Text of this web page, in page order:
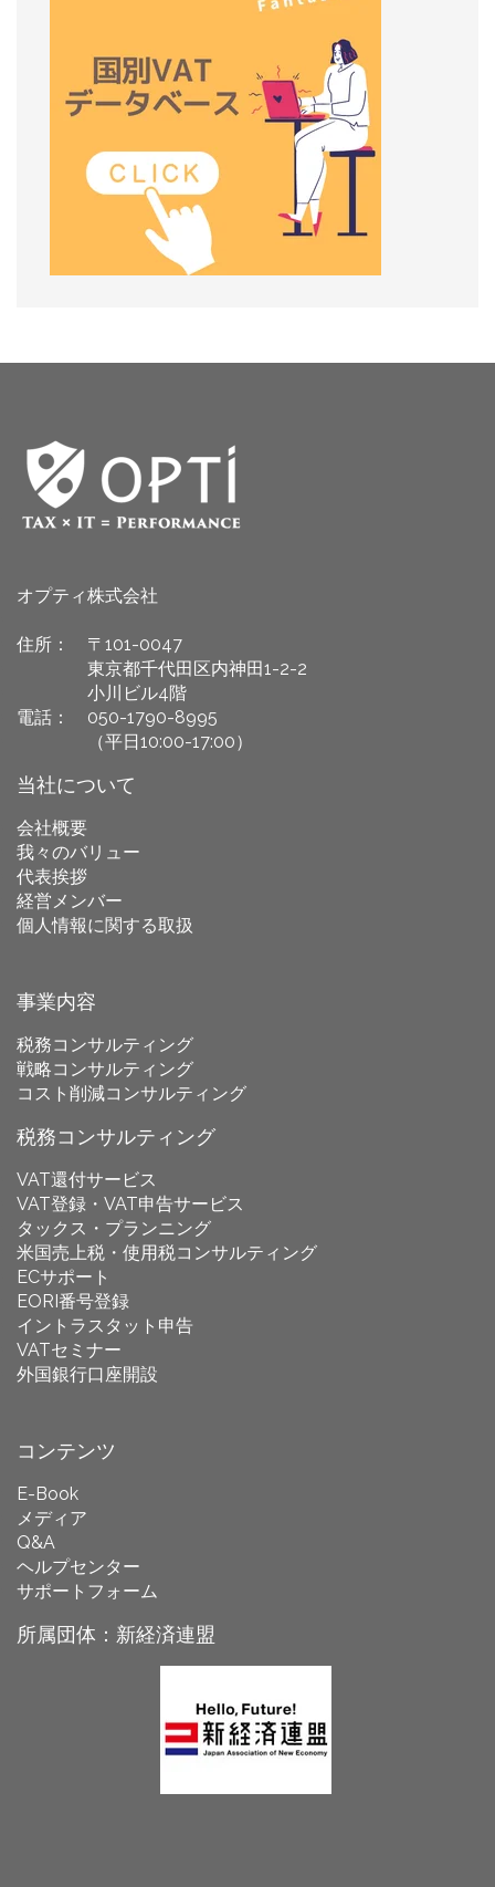
オプティ株式会社
住所： 〒101-0047
東京都千代田区内神田1-2-2
小川ビル4階
電話： 050-1790-8995
（平日10:00-17:00）
当社について
会社概要
我々のバリュー
代表挨拶
経営メンバー
個人情報に関する取扱
事業内容
税務コンサルティング
戦略コンサルティング
コスト削減コンサルティング
税務コンサルティング
VAT還付サービス
VAT登録・VAT申告サービス
タックス・プランニング
米国売上税・使用税コンサルティング
ECサポート
EORI番号登録
イントラスタット申告
VATセミナー
外国銀行口座開設
コンテンツ
E-Book
メディア
Q&A
ヘルプセンター
サポートフォーム
所属団体：新経済連盟